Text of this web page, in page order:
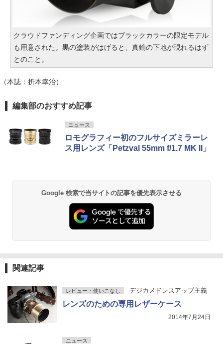
クラウドファンディング企画ではブラックカラーの限定モデル
も用意された。黒の塗装がはげると、真鍮の下地が現れるはず
とのこと。
（本誌：折本幸治）
編集部のおすすめ記事
ニュース
ロモグラフィー初のフルサイズミラーレ
ス用レンズ「Petzval 55mm f/1.7 MK II」
Google 検索で当サイトの記事を優先表示させる
関連記事
レビュー・使いこなし デジカメドレスアップ主義
レンズのための専用レザーケース
2014年7月24日
ニュース